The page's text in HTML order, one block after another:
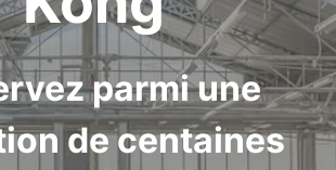
parmi une
de centaines